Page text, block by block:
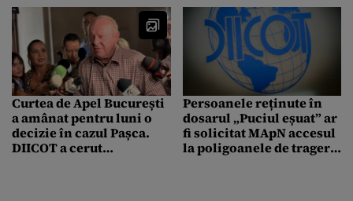
acuză ca aceștia ar fi
distrus probe
mărturii exclusive din
mega-dosarul clanului
mafiot
Curtea de Apel București
a amânat pentru luni o
decizie în cazul Pașca.
DIICOT a cerut
Persoanele reținute în
dosarul „Puciul eșuat” ar
fi solicitat MApN accesul
la poligoanele de tragere.